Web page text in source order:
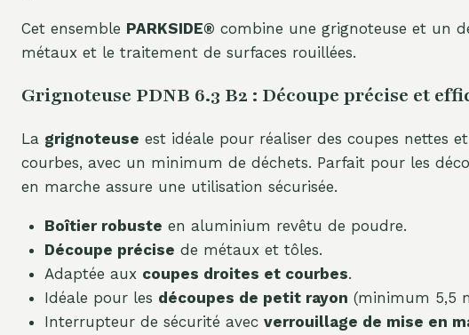
Cet ensemble PARKSIDE® combine une grignoteuse et un
métaux et le traitement de surfaces rouillées.
Grignoteuse PDNB 6.3 B2 : Découpe précise et
La grignoteuse est idéale pour réaliser des coupes nettes
courbes, avec un minimum de déchets. Parfait pour les
en marche assure une utilisation sécurisée.
Boîtier robuste en aluminium revêtu de poudre.
Découpe précise de métaux et tôles.
Adaptée aux coupes droites et courbes.
Idéale pour les découpes de petit rayon (minimum 5,5
Interrupteur de sécurité avec verrouillage de mise en